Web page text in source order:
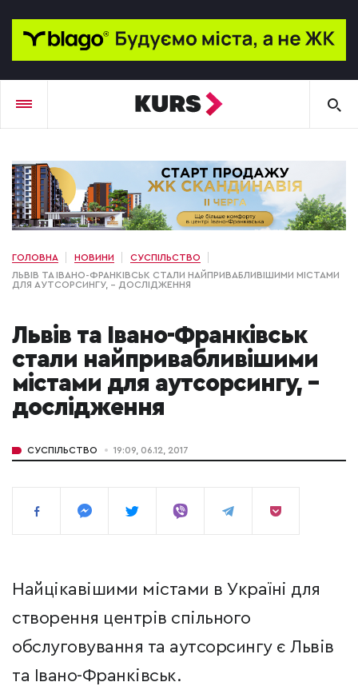
ГОЛОВНА НОВИНИ
СУСПІЛЬСТВО
ЛЬВІВ ТА ІВАНО-ФРАНКІВСЬК СТАЛИ НАЙПРИВАБЛИВІШИМИ МІСТАМИ
ДЛЯ АУТСОРСИНГУ, – ДОСЛІДЖЕННЯ
Львів та Івано-Франківськ
стали найпривабливішими
містами для аутсорсингу, –
дослідження
СУСПІЛЬСТВО 19:09, 06.12, 2017
Найцікавішими містами в Україні для
створення центрів спільного
обслуговування та аутсорсингу є Львів
та Івано-Франківськ.